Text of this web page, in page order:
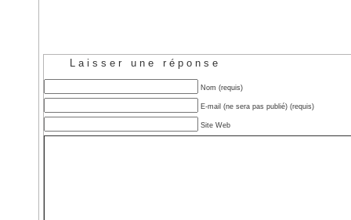
Laisser une réponse
Nom (requis)
E-mail (ne sera pas publié) (requis)
Site Web